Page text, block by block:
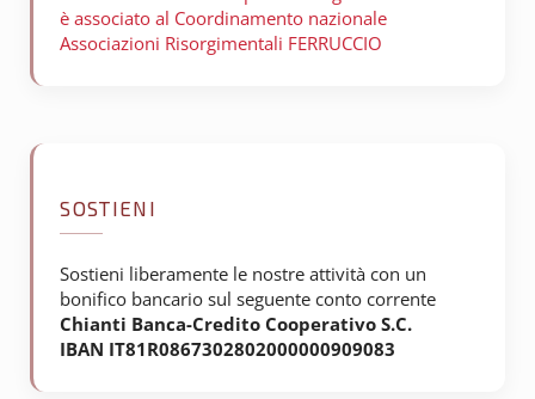
è associato al Coordinamento nazionale
Associazioni Risorgimentali FERRUCCIO
SOSTIENI
Sostieni liberamente le nostre attività con un
bonifico bancario sul seguente conto corrente
Chianti Banca-Credito Cooperativo S.C.
IBAN IT81R0867302802000000909083